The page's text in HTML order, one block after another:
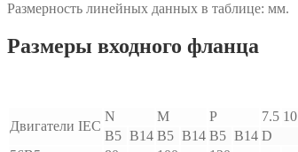
Размерность линейных данных в таблице: мм.
Размеры входного фланца
Двигатели IEC
N M P 7.5 10
B5 B14 B5 B14 B5 B14 D